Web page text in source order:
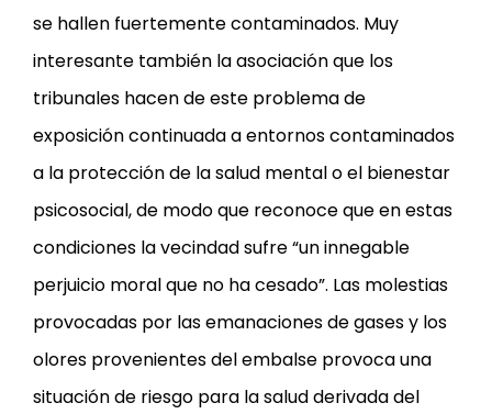
se hallen fuertemente contaminados. Muy
interesante también la asociación que los
tribunales hacen de este problema de
exposición continuada a entornos contaminados
a la protección de la salud mental o el bienestar
psicosocial, de modo que reconoce que en estas
condiciones la vecindad sufre “un innegable
perjuicio moral que no ha cesado”. Las molestias
provocadas por las emanaciones de gases y los
olores provenientes del embalse provoca una
situación de riesgo para la salud derivada del